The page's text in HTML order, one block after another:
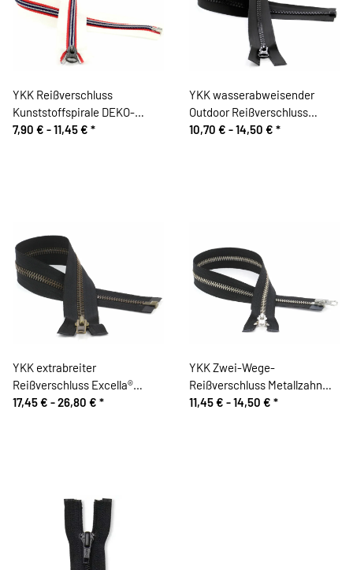
YKK Reißverschluss
Kunststoffspirale DEKO-
KOMBI, teilbar, maritim
7,90 € -11,45 € *
YKK wasserabweisender
Outdoor Reißverschluss
Kunststoffzahn, schwarz matt
10,70 € -14,50 € *
YKK extrabreiter
Reißverschluss Excella®
METALLZAHN, brüniert,
17,45 € -26,80 € *
YKK Zwei-Wege-
Reißverschluss Metallzahn
silber, schwarz
11,45 € -14,50 € *